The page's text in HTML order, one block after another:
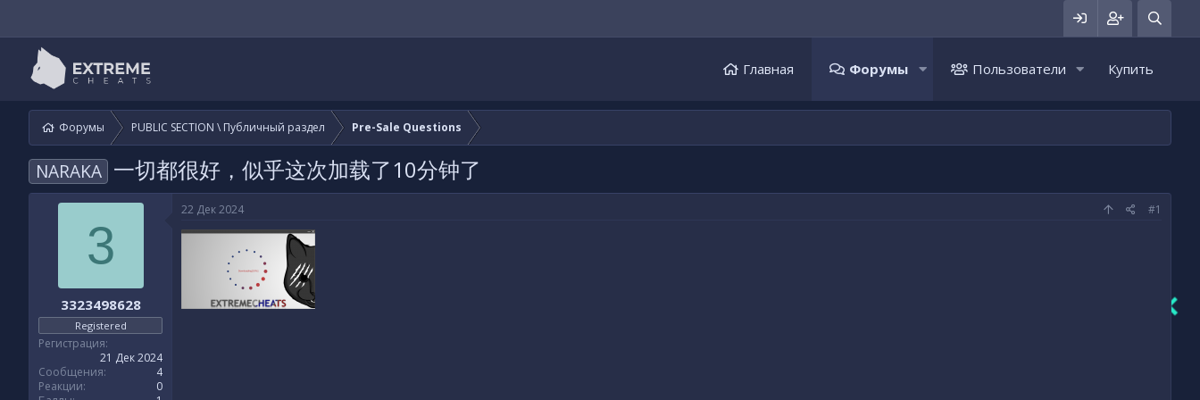
Главная Форумы Пользователи Купить
Форумы PUBLIC SECTION \ Публичный раздел Pre-Sale Questions
NARAKA 一切都很好，似乎这次加载了10分钟了
3
3323498628
Registered
Регистрация
21 Дек 2024
Сообщения
4
Реакции
0
22 Дек 2024 #1